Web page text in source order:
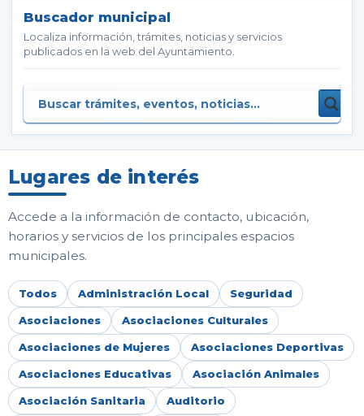
Buscador municipal
Localiza información, trámites, noticias y servicios
publicados en la web del Ayuntamiento.
Lugares de interés
Accede a la información de contacto, ubicación,
horarios y servicios de los principales espacios
municipales.
Todos Administración Local Seguridad
Asociaciones Asociaciones Culturales
Asociaciones de Mujeres Asociaciones Deportivas
Asociaciones Educativas Asociación Animales
Asociación Sanitaria Auditorio